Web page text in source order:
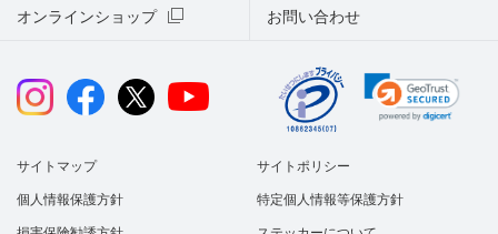
オンラインショップ お問い合わせ
サイトマップ サイトポリシー
個人情報保護方針 特定個人情報等保護方針